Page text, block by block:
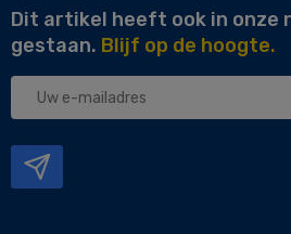
Dit artikel heeft ook in onze
gestaan. Blijf op de hoogte.
Uw